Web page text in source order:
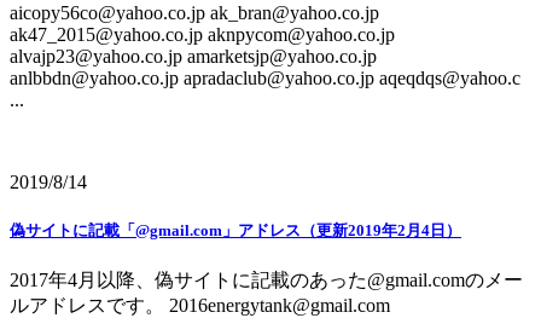
aicopy56co@yahoo.co.jp ak_bran@yahoo.co.jp
ak47_2015@yahoo.co.jp aknpycom@yahoo.co.jp
alvajp23@yahoo.co.jp amarketsjp@yahoo.co.jp
anlbbdn@yahoo.co.jp apradaclub@yahoo.co.jp aqeqdqs@yahoo.c
...
2019/8/14
偽サイトに記載「@gmail.com」アドレス（更新2019年2月4日）
2017年4月以降、偽サイトに記載のあった@gmail.comのメー
ルアドレスです。 2016energytank@gmail.com